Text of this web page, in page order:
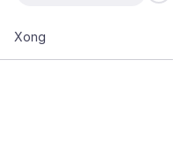
Xong